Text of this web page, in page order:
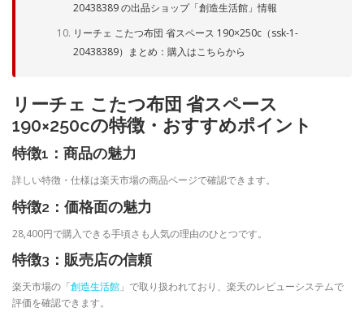
20438389 の出品ショップ「創造生活館」情報
リーチェ こたつ布団 省スペース 190×250c（ssk-1-
20438389）まとめ：購入はこちらから
リーチェ こたつ布団 省スペース
190×250cの特徴・おすすめポイント
特徴1：商品の魅力
詳しい特徴・仕様は楽天市場の商品ページで確認できます。
特徴2：価格面の魅力
28,400円で購入できる手頃さも人気の理由のひとつです。
特徴3：販売店の信頼
楽天市場の「創造生活館 」で取り扱われており、楽天のレビューシステムで
評価を確認できます。